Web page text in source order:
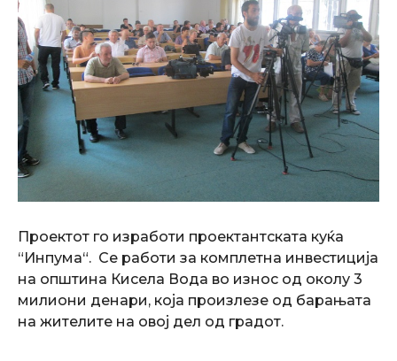
Проектот го изработи проектантската куќа
“Инпума“. Се работи за комплетна инвестиција
на општина Кисела Вода во износ од околу 3
милиони денари, која произлезе од барањата
на жителите на овој дел од градот.